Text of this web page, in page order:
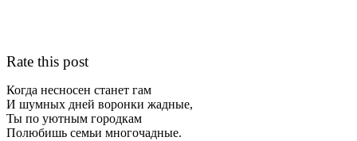
Rate this post
Когда несносен станет гам
И шумных дней воронки жадные,
Ты по уютным городкам
Полюбишь семьи многочадные.